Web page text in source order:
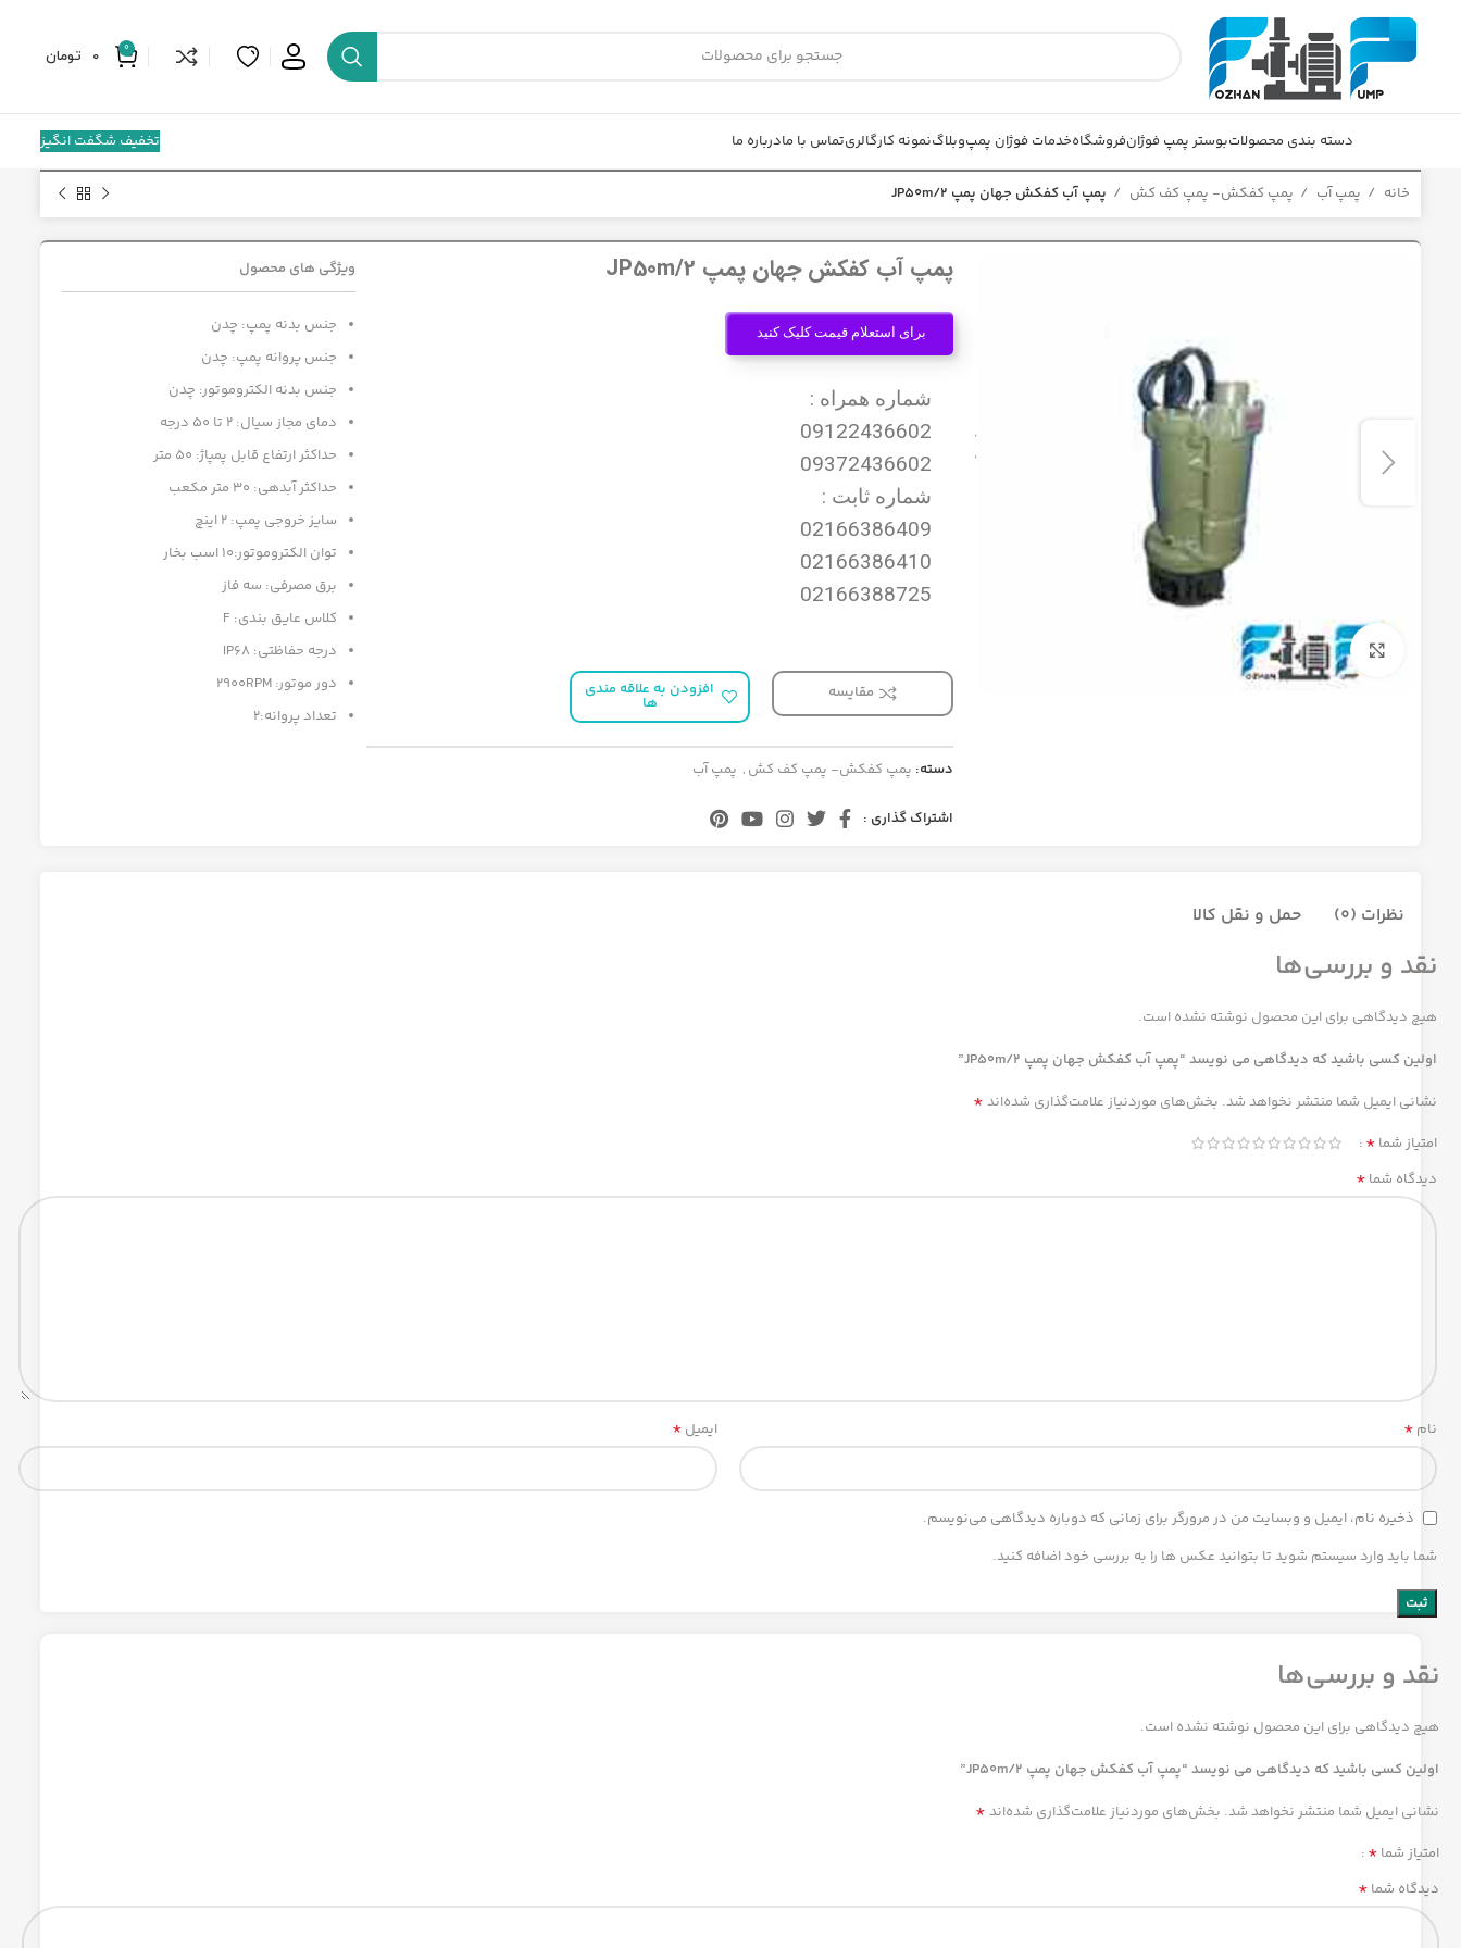
0
0 تومان
دسته بندی محصولاتبوستر پمپ فوژانفروشگاهخدمات فوژان پمپوبلاگنمونه کارگالریتماس با مادرباره ما تخفیف شگفت انگیز
خانه پمپ آب پمپ کفکش- پمپ کف کش پمپ آب کفکش جهان پمپ JP50m/2
برای بزرگنمایی کلیک کنید
پمپ آب کفکش جهان پمپ JP50m/2
برای استعلام قیمت کلیک کنید
شماره همراه :
09122436602
09372436602
شماره ثابت :
02166386409
02166386410
02166388725
مقایسه افزودن به علاقه مندی
ها
دسته: پمپ کفکش- پمپ کف کش , پمپ آب
اشتراک گذاری :
ویژگی های محصول
جنس بدنه پمپ: چدن
جنس پروانه پمپ: چدن
جنس بدنه الکتروموتور: چدن
دمای مجاز سیال: 2 تا 50 درجه
حداکثر ارتفاع قابل پمپاژ: 50 متر
حداکثر آبدهی: 30 متر مکعب
سایز خروجی پمپ: 2 اینچ
توان الکتروموتور:10 اسب بخار
برق مصرفی: سه فاز
کلاس عایق بندی: F
درجه حفاظتی: IP68
دور موتور: 2900RPM
تعداد پروانه:2
نظرات (0) حمل و نقل کالا
نقد و بررسی‌ها
هیچ دیدگاهی برای این محصول نوشته نشده است.
اولین کسی باشید که دیدگاهی می نویسد “پمپ آب کفکش جهان پمپ JP50m/2”
نشانی ایمیل شما منتشر نخواهد شد. بخش‌های موردنیاز علامت‌گذاری شده‌اند *
امتیاز شما *
دیدگاه شما *
نام * ایمیل *
ذخیره نام، ایمیل و وبسایت من در مرورگر برای زمانی که دوباره دیدگاهی می‌نویسم.
شما باید وارد سیستم شوید تا بتوانید عکس ها را به بررسی خود اضافه کنید.
نقد و بررسی‌ها
هیچ دیدگاهی برای این محصول نوشته نشده است.
اولین کسی باشید که دیدگاهی می نویسد “پمپ آب کفکش جهان پمپ JP50m/2”
نشانی ایمیل شما منتشر نخواهد شد. بخش‌های موردنیاز علامت‌گذاری شده‌اند *
امتیاز شما *
دیدگاه شما *